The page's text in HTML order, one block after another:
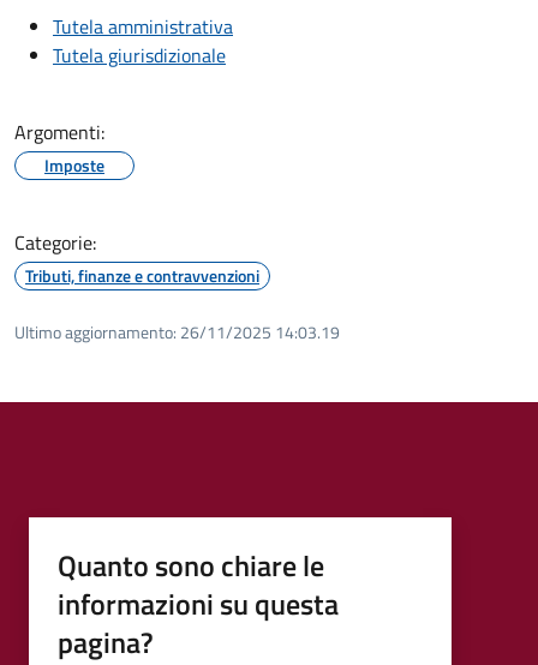
Tutela amministrativa
Tutela giurisdizionale
Argomenti:
Imposte
Categorie:
Tributi, finanze e contravvenzioni
Ultimo aggiornamento: 26/11/2025 14:03.19
Quanto sono chiare le
informazioni su questa
pagina?